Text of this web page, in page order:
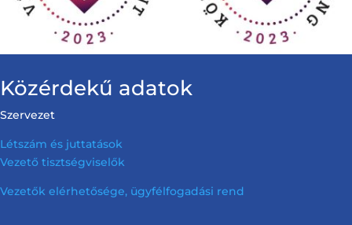
Közérdekű adatok
Szervezet
Létszám és juttatások
Vezető tisztségviselők
Vezetők elérhetősége, ügyfélfogadási rend